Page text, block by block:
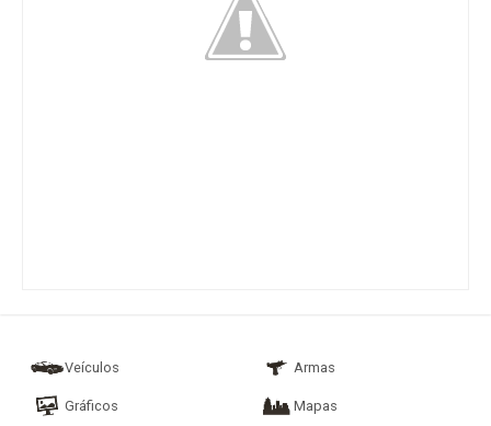
Veículos Armas
Gráficos Mapas